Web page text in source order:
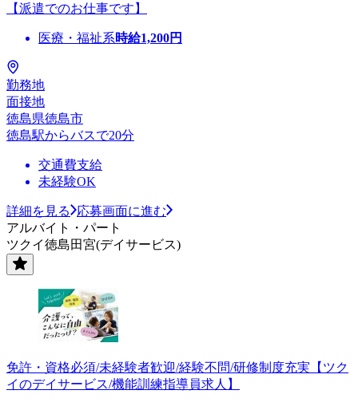
【派遣でのお仕事です】
医療・福祉系時給1,200円
勤務地
面接地
徳島県徳島市
徳島駅からバスで20分
交通費支給
未経験OK
詳細を見る
応募画面に進む
アルバイト・パート
ツクイ徳島田宮(デイサービス)
免許・資格必須/未経験者歓迎/経験不問/研修制度充実【ツク
イのデイサービス/機能訓練指導員求人】